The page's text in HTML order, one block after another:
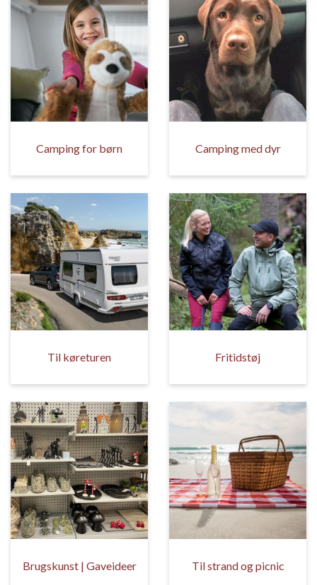
Camping for børn Camping med dyr
Til køreturen Fritidstøj
Brugskunst | Gaveideer Til strand og picnic